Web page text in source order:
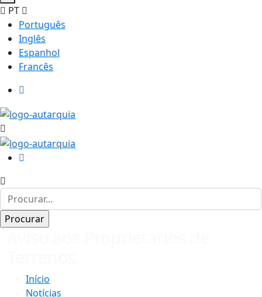
PT
Português
Inglês
Espanhol
Francês
Início
Notícias